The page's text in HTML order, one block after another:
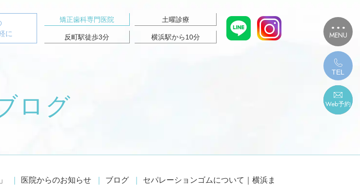
に
矯正歯科専門医院 土曜診療
反町駅徒歩3分 横浜駅から10分 MENU
TEL
Web予約
ログ
医院からのお知らせ ブログ
セパレーションゴムについて｜横浜ま